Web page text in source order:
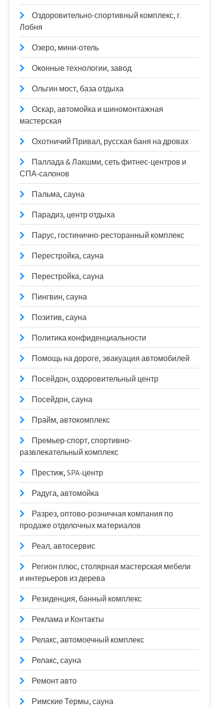
Оздоровительно-спортивный комплекс, г.
Лобня
Озеро, мини-отель
Оконные технологии, завод
Ольгин мост, база отдыха
Оскар, автомойка и шиномонтажная
мастерская
Охотничий Привал, русская баня на дровах
Паллада & Лакшми, сеть фитнес-центров и
СПА-салонов
Пальма, сауна
Парадиз, центр отдыха
Парус, гостинично-ресторанный комплекс
Перестройка, сауна
Перестройка, сауна
Пингвин, сауна
Позитив, сауна
Политика конфиденциальности
Помощь на дороге, эвакуация автомобилей
Посейдон, оздоровительный центр
Посейдон, сауна
Прайм, автокомплекс
Премьер-спорт, спортивно-
развлекательный комплекс
Престиж, SPA-центр
Радуга, автомойка
Разрез, оптово-розничная компания по
продаже отделочных материалов
Реал, автосервис
Регион плюс, столярная мастерская мебели
и интерьеров из дерева
Резиденция, банный комплекс
Реклама и Контакты
Релакс, автомоечный комплекс
Релакс, сауна
Ремонт авто
Римские Термы, сауна